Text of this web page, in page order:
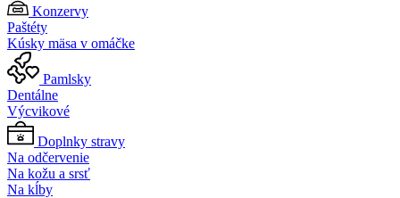
Konzervy
Paštéty
Kúsky mäsa v omáčke
Pamlsky
Dentálne
Výcvikové
Doplnky stravy
Na odčervenie
Na kožu a srsť
Na kĺby